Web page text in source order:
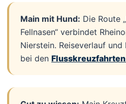
Main mit Hund: Die Route
Fellnasen“ verbindet
Nierstein. Reiseverlauf
bei den